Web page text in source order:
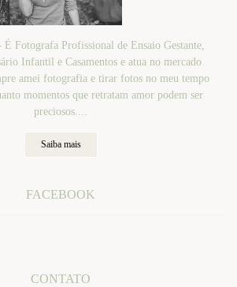
Fotografa Profissional de Ensaio Gestante,
Infantil e Casamentos e atua no mercado
amei fotografia e tirar fotos no meu tempo
momentos que retratam amor podem ser
preciosos....
Saiba mais
FACEBOOK
CONTATO